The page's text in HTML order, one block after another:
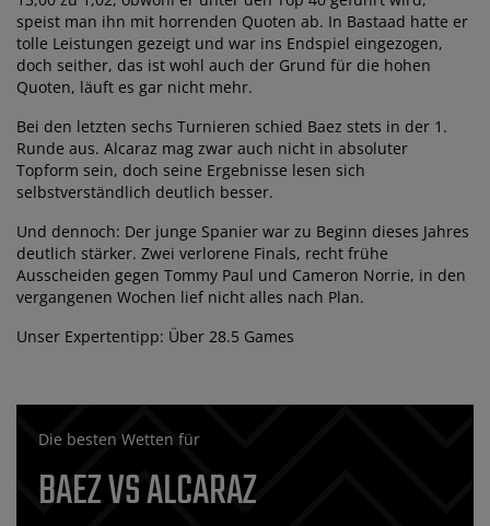
speist man ihn mit horrenden Quoten ab. In Bastaad hatte er
tolle Leistungen gezeigt und war ins Endspiel eingezogen,
doch seither, das ist wohl auch der Grund für die hohen
Quoten, läuft es gar nicht mehr.
Bei den letzten sechs Turnieren schied Baez stets in der 1.
Runde aus. Alcaraz mag zwar auch nicht in absoluter
Topform sein, doch seine Ergebnisse lesen sich
selbstverständlich deutlich besser.
Und dennoch: Der junge Spanier war zu Beginn dieses Jahres
deutlich stärker. Zwei verlorene Finals, recht frühe
Ausscheiden gegen Tommy Paul und Cameron Norrie, in den
vergangenen Wochen lief nicht alles nach Plan.
Unser Expertentipp: Über 28.5 Games
Die besten Wetten für
BAEZ VS ALCARAZ